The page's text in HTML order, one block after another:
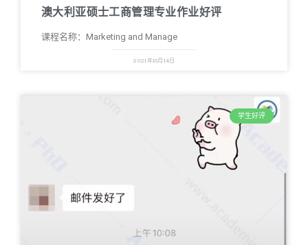
澳大利亚硕士工商管理专业作业好评
课程名称：Marketing and Manage
2021年10月14日
学生好评